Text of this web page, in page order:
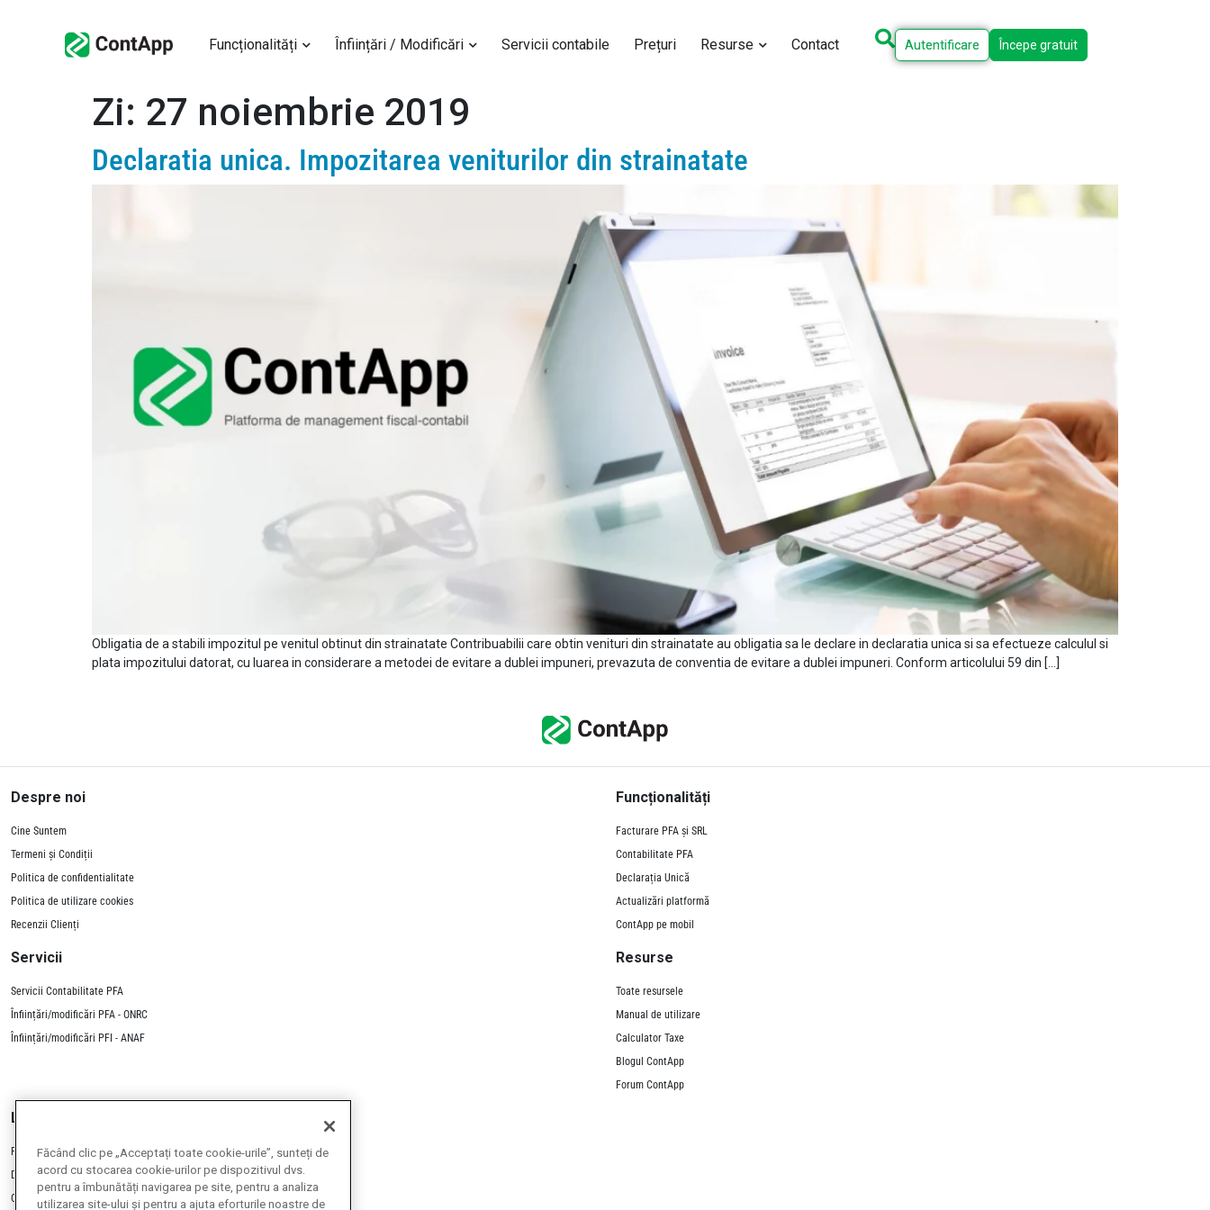
Funcționalități Înființări / Modificări Servicii contabile Prețuri Resurse Contact Autentificare Începe gratuit
Zi: 27 noiembrie 2019
Declaratia unica. Impozitarea veniturilor din strainatate
Obligatia de a stabili impozitul pe venitul obtinut din strainatate Contribuabilii care obtin venituri din strainatate au obligatia sa le declare in declaratia unica si sa efectueze calculul si
plata impozitului datorat, cu luarea in considerare a metodei de evitare a dublei impuneri, prevazuta de conventia de evitare a dublei impuneri. Conform articolului 59 din […]
Despre noi
Cine Suntem
Termeni și Condiții
Politica de confidentialitate
Politica de utilizare cookies
Recenzii Clienți
Funcționalități
Facturare PFA și SRL
Contabilitate PFA
Declarația Unică
Actualizări platformă
ContApp pe mobil
Servicii
Servicii Contabilitate PFA
Înființări/modificări PFA - ONRC
Înființări/modificări PFI - ANAF
Resurse
Toate resursele
Manual de utilizare
Calculator Taxe
Blogul ContApp
Forum ContApp
Lucrează cu noi
Program de afiliere
Devino partener
Cariere ContApp
Făcând clic pe „Acceptați toate cookie-urile”, sunteți de
acord cu stocarea cookie-urilor pe dispozitivul dvs.
pentru a îmbunătăți navigarea pe site, pentru a analiza
utilizarea site-ului și pentru a ajuta eforturile noastre de